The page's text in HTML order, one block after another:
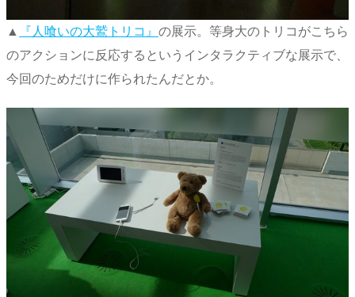
▲ 『人喰いの大鷲トリコ』 の展示。等身大のトリコがこちら
のアクションに反応するというインタラクティブな展示で、
今回のためだけに作られたんだとか。